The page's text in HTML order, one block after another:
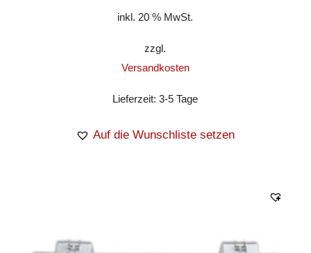
inkl. 20 % MwSt.
zzgl.
Versandkosten
Lieferzeit:3-5 Tage
Auf die Wunschliste setzen